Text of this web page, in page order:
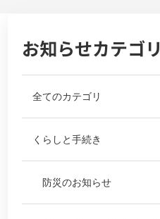
お知らせカテゴリ
全てのカテゴリ
くらしと手続き
防災のお知らせ